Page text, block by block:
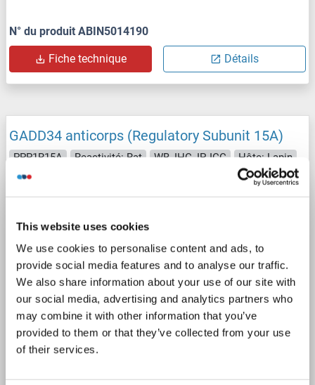
This website uses cookies
We use cookies to personalise content and ads, to
provide social media features and to analyse our traffic.
We also share information about your use of our site with
our social media, advertising and analytics partners who
may combine it with other information that you’ve
provided to them or that they’ve collected from your use
of their services.
N° du produit ABIN5014190
Fiche technique Détails
GADD34 anticorps (Regulatory Subunit 15A)
PPP1R15A Reactivité: Rat WB, IHC, IP, ICC
Hôte: Lapin
Polyclonal
WB
N° du produit ABIN5014189